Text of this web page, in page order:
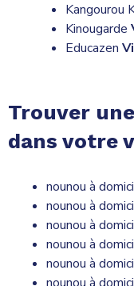
Kangourou
Kinougarde
Educazen
Trouver
dans votre
nounou à
nounou à
nounou à
nounou à
nounou à